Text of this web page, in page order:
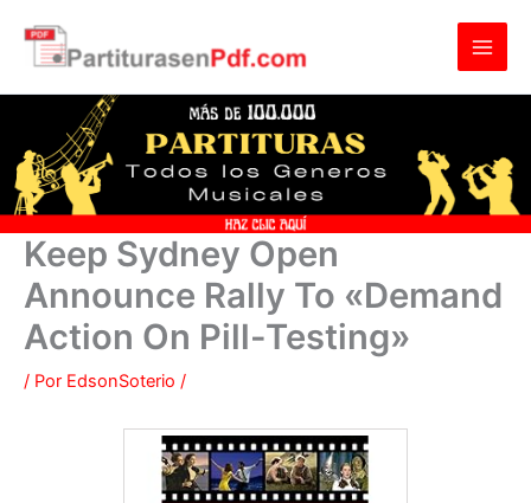
contenido
Keep Sydney Open
Announce Rally To «Demand
Action On Pill-Testing»
/ Por EdsonSoterio /